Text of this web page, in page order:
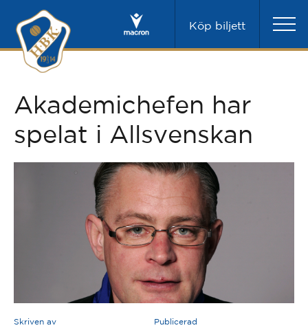
Köp biljett
Akademichefen har
spelat i Allsvenskan
Skriven av Publicerad